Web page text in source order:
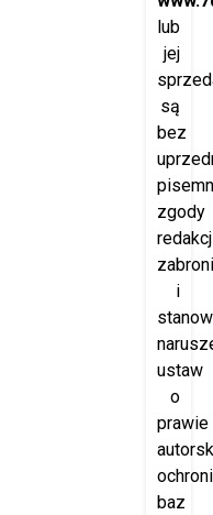
lub
jej
są
bez
zgody
i
ustaw
o
prawie
baz